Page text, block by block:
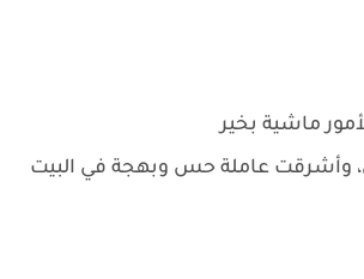
ماشية بخير
وأشرقت عاملة حس وبهجة في البيت